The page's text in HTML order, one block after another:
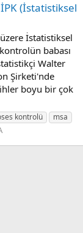
(İstatistiksel
İstatistiksel
babası
Walter
Şirketi'nde
boyu bir çok
kontrolü
msa